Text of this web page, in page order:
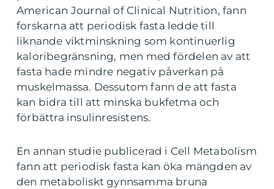
American Journal of Clinical Nutrition, fann
forskarna att periodisk fasta ledde till
liknande viktminskning som kontinuerlig
kaloribegränsning, men med fördelen av att
fasta hade mindre negativ påverkan på
muskelmassa. Dessutom fann de att fasta
kan bidra till att minska bukfetma och
förbättra insulinresistens.
En annan studie publicerad i Cell Metabolism
fann att periodisk fasta kan öka mängden av
den metaboliskt gynnsamma bruna